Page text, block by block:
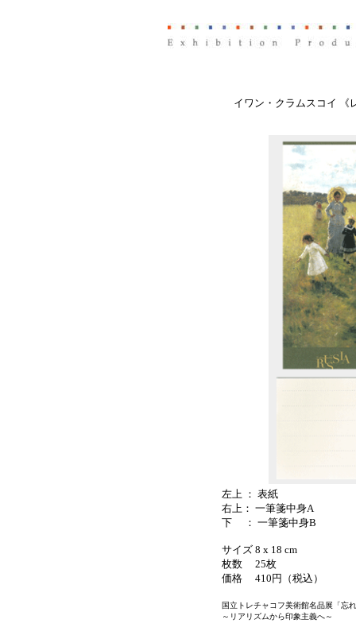
イワン・クラムスコイ 《
左上 ： 表紙
右上： 一筆箋中身A
下 ： 一筆箋中身B
サイズ 8 x 18 cm
枚数 25枚
価格 410円（税込）
国立トレチャコフ美術館名品展「忘
～リアリズムから印象主義へ～